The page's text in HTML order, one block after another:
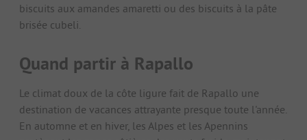
biscuits aux amandes amaretti ou des biscuits à la pâte
brisée cubeli.
Quand partir à Rapallo
Le climat doux de la côte ligure fait de Rapallo une
destination de vacances attrayante presque toute l'année.
En automne et en hiver, les Alpes et les Apennins